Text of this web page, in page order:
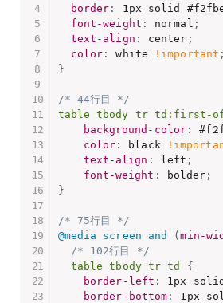
border : 1px solid
font-weight : normal ;
text-align : center ;
color : white !important ;
}
/* 44行目 */
table tbody tr td:first-
background-color :
color : black
text-align : left ;
font-weight : bolder ;
}
/* 75行目 */
@media screen and (min-
/* 102行目 */
table tbody tr td
{
border-left : 1px
border-bottom : 1px